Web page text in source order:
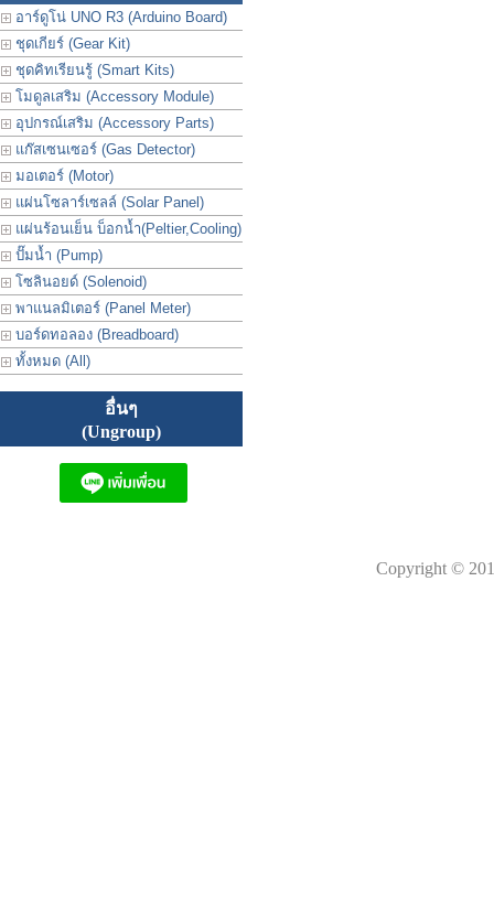
อาร์ดูโน่ UNO R3 (Arduino Board)
ชุดเกียร์ (Gear Kit)
ชุดคิทเรียนรู้ (Smart Kits)
โมดูลเสริม (Accessory Module)
อุปกรณ์เสริม (Accessory Parts)
แก๊สเซนเซอร์ (Gas Detector)
มอเตอร์ (Motor)
แผ่นโซลาร์เซลล์ (Solar Panel)
แผ่นร้อนเย็น บ็อกน้ำ(Peltier,Cooling)
ปั๊มน้ำ (Pump)
โซลินอยด์ (Solenoid)
พาแนลมิเตอร์ (Panel Meter)
บอร์ดทอลอง (Breadboard)
ทั้งหมด (All)
อื่นๆ
(Ungroup)
Copyright ©